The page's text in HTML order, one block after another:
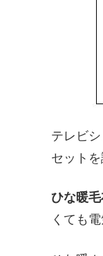
テレビ
セットを
ひな暖
くても